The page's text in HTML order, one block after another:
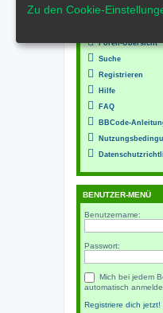
Foren-Übersicht
Suche
Registrieren
Hilfe
FAQ
BBCode-
BENUTZER-MENÜ
Benutzername:
Passwort:
Mich bei jedem
automatisch
Registriere dich jetzt!
Zu den Cookie-